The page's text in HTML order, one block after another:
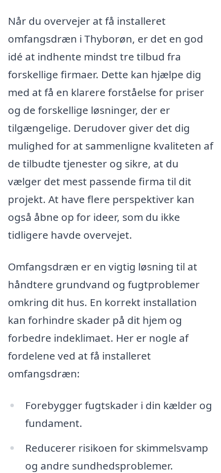
Når du overvejer at få installeret
omfangsdræn i Thyborøn, er det en god
idé at indhente mindst tre tilbud fra
forskellige firmaer. Dette kan hjælpe dig
med at få en klarere forståelse for priser
og de forskellige løsninger, der er
tilgængelige. Derudover giver det dig
mulighed for at sammenligne kvaliteten af
de tilbudte tjenester og sikre, at du
vælger det mest passende firma til dit
projekt. At have flere perspektiver kan
også åbne op for ideer, som du ikke
tidligere havde overvejet.
Omfangsdræn er en vigtig løsning til at
håndtere grundvand og fugtproblemer
omkring dit hus. En korrekt installation
kan forhindre skader på dit hjem og
forbedre indeklimaet. Her er nogle af
fordelene ved at få installeret
omfangsdræn:
Forebygger fugtskader i din kælder og
fundament.
Reducerer risikoen for skimmelsvamp
og andre sundhedsproblemer.